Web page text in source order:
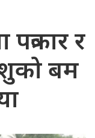
र
बम